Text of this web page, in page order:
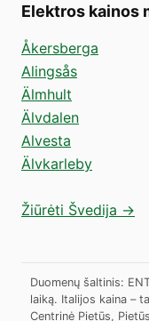
Elektros kainos
Åkersberga
Alingsås
Älmhult
Älvdalen
Alvesta
Älvkarleby
Žiūrėti Švedija →
Duomenų šaltinis:
laiką. Italijos kaina –
Centrinė Pietūs,